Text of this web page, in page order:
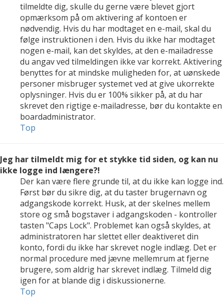
tilmeldte dig, skulle du gerne være blevet gjort
opmærksom på om aktivering af kontoen er
nødvendig. Hvis du har modtaget en e-mail, skal du
følge instruktionen i den. Hvis du ikke har modtaget
nogen e-mail, kan det skyldes, at den e-mailadresse
du angav ved tilmeldingen ikke var korrekt. Aktivering
benyttes for at mindske muligheden for, at uønskede
personer misbruger systemet ved at give ukorrekte
oplysninger. Hvis du er 100% sikker på, at du har
skrevet den rigtige e-mailadresse, bør du kontakte en
boardadministrator.
Top
Jeg har tilmeldt mig for et stykke tid siden, og kan nu
ikke logge ind længere?!
Der kan være flere grunde til, at du ikke kan logge ind.
Først bør du sikre dig, at du taster brugernavn og
adgangskode korrekt. Husk, at der skelnes mellem
store og små bogstaver i adgangskoden - kontroller
tasten "Caps Lock". Problemet kan også skyldes, at
administratoren har slettet eller deaktiveret din
konto, fordi du ikke har skrevet nogle indlæg. Det er
normal procedure med jævne mellemrum at fjerne
brugere, som aldrig har skrevet indlæg. Tilmeld dig
igen for at blande dig i diskussionerne.
Top